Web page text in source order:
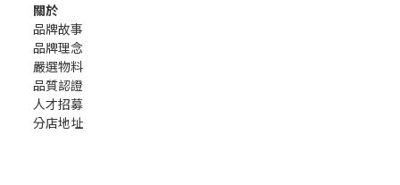
關於
品牌故事
品牌理念
嚴選物料
品質認證
人才招募
分店地址